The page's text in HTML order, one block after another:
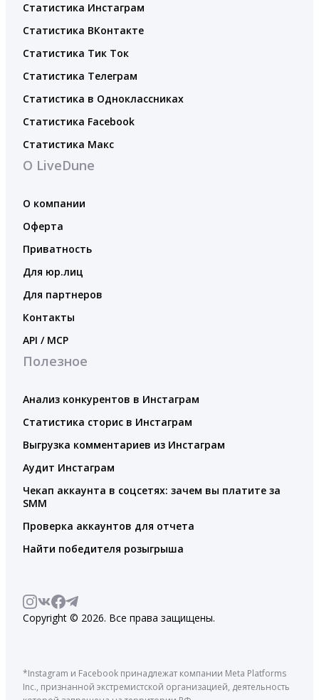
Статистика Инстаграм
Статистика ВКонтакте
Статистика Тик Ток
Статистика Телеграм
Статистика в Одноклассниках
Статистика Facebook
Статистика Макс
О LiveDune
О компании
Оферта
Приватность
Для юр.лиц
Для партнеров
Контакты
API / MCP
Полезное
Анализ конкурентов в Инстаграм
Статистика сторис в Инстаграм
Выгрузка комментариев из Инстаграм
Аудит Инстаграм
Чекап аккаунта в соцсетях: зачем вы платите за
SMM
Проверка аккаунтов для отчета
Найти победителя розыгрыша
Copyright © 2026. Все права защищены.
*Instagram и Facebook принадлежат компании Meta Platforms
Inc., признанной экстремистской организацией, деятельность